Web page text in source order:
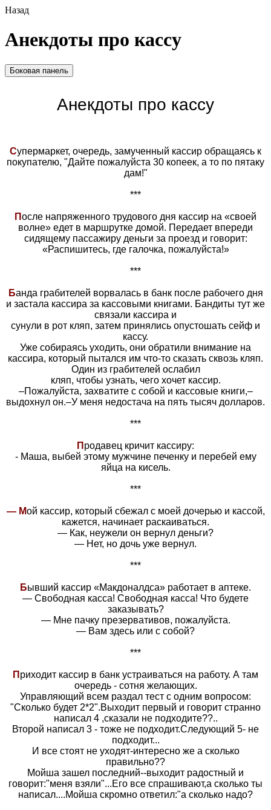
Назад
Анекдоты про кассу
Боковая панель
Анекдоты про кассу
Супермаркет, очередь, замученный кассир обращаясь к
покупателю, "Дайте пожалуйста 30 копеек, а то по пятаку
дам!"
***
После напряженного трудового дня кассир на «своей
волне» едет в маршрутке домой. Передает впереди
сидящему пассажиру деньги за проезд и говорит:
«Распишитесь, где галочка, пожалуйста!»
***
Банда грабителей ворвалась в банк после рабочего дня
и застала кассира за кассовыми книгами. Бандиты тут же
связали кассира и
сунули в рот кляп, затем принялись опустошать сейф и
кассу.
Уже собираясь уходить, они обратили внимание на
кассира, который пытался им что-то сказать сквозь кляп.
Один из грабителей ослабил
кляп, чтобы узнать, чего хочет кассир.
–Пожалуйста, захватите с собой и кассовые книги,–
выдохнул он.–У меня недостача на пять тысяч долларов.
***
П родавец кричит кассиру:
- Маша, выбей этому мужчине печенку и перебей ему
яйца на кисель.
***
— Мой кассир, который сбежал с моей дочерью и кассой,
кажется, начинает раскаиваться.
— Как, неужели он вернул деньги?
— Нет, но дочь уже вернул.
***
Бывший кассир «Макдоналдса» работает в аптеке.
— Свободная касса! Свободная касса! Что будете
заказывать?
— Мне пачку презервативов, пожалуйста.
— Вам здесь или с собой?
***
П риходит кассир в банк устраиваться на работу. А там
очередь - сотня желающих.
Управляющий всем раздал тест с одним вопросом:
"Сколько будет 2*2".Выходит первый и говорит странно
написал 4 ,сказали не подходите??..
Второй написал 3 - тоже не подходит.Следующий 5- не
подходит...
И все стоят не уходят-интересно же а сколько
правильно??
Мойша зашел последний--выходит радостный и
говорит:"меня взяли"...Его все спрашивают,а сколько ты
написал....Мойша скромно ответил:"а сколько надо?